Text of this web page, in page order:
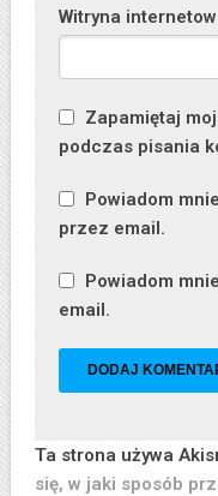
Witryna
Zapamiętaj
podczas pisania
Powiadom
przez email.
Powiadom
email.
Ta strona używa
się, w jaki sposób